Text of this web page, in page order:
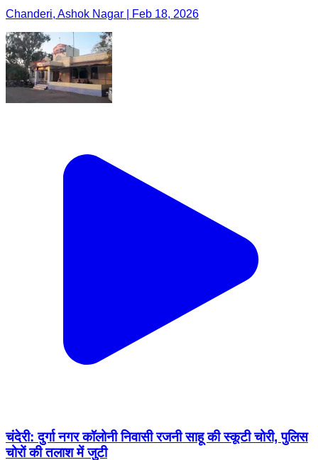
Chanderi, Ashok Nagar | Feb 18, 2026
चंदेरी: दुर्गा नगर कॉलोनी निवासी रजनी साहू की स्कूटी चोरी, पुलिस
चोरों की तलाश में जुटी